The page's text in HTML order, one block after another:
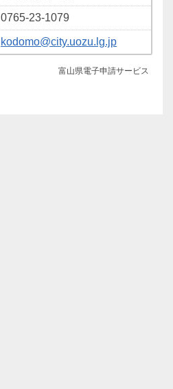
0765-23-1079
kodomo@city.uozu.lg.jp
富山県電子申請サービス